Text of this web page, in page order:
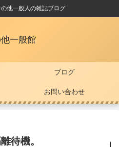
他一般人の雑記ブログ
一般館
ブログ
お問い合わせ
待機。